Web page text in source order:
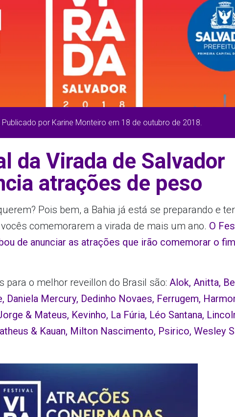
Publicado por Karine Monteiro em 18 de outubro de 2018.
da Virada de Salvador
atrações de peso
Pois bem, a Bahia já está se preparando e
comemorarem a virada de mais um ano. O
de anunciar as atrações que irão comemorar o
para o melhor reveillon do Brasil são:Alok, Anitta,
Daniela Mercury, Dedinho Novaes, Ferrugem,
& Mateus, Kevinho, La Fúria, Léo Santana,
& Kauan, Milton Nascimento, Psirico, Wesley